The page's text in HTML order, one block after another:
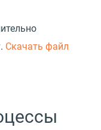
Скачать файл